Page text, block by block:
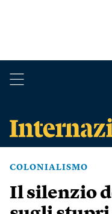
COLONIALISMO
Il silenzio